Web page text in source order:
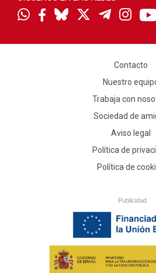
Contacto
Nuestro
Trabaja con
Sociedad de
Aviso legal
Política de
Política de
Publicidad